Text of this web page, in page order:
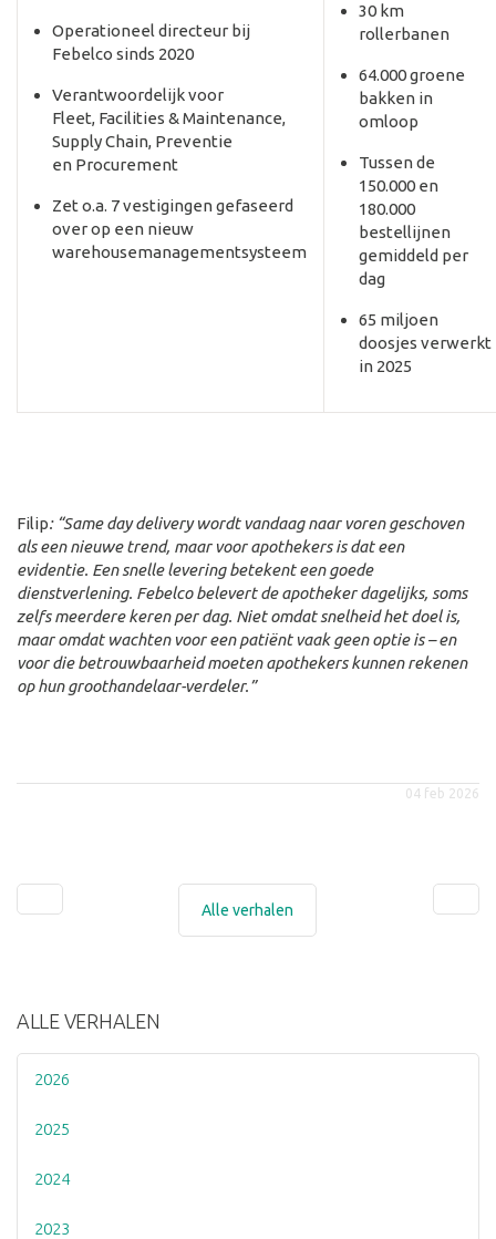
Operationeel directeur bij
Febelco sinds 2020
Verantwoordelijk voor
Fleet, Facilities & Maintenance,
Supply Chain, Preventie
en Procurement
Zet o.a. 7 vestigingen gefaseerd
over op een nieuw
warehousemanagementsysteem
30 km
rollerbanen
64.000 groene
bakken in
omloop
Tussen de
150.000 en
180.000
bestellijnen
gemiddeld per
dag
65 miljoen
doosjes verwerkt
in 2025
Filip: “Samedaydeliverywordt vandaagnaar voren geschoven
als een nieuwe trend, maar voor apothekers isdat een
evidentie. Een snelle leveringbetekenteen goede
dienstverlening. Febelco belevert de apotheker dagelijks, soms
zelfs meerdere keren per dag. Niet omdat snelheid het doel is,
maar omdat wachten voor een patiënt vaak geen optie is – en
voor die betrouwbaarheid moeten apothekers kunnen rekenen
op hun groothandelaar-verdeler.”
04 feb 2026
Alle verhalen
ALLE VERHALEN
2026
2025
2024
2023